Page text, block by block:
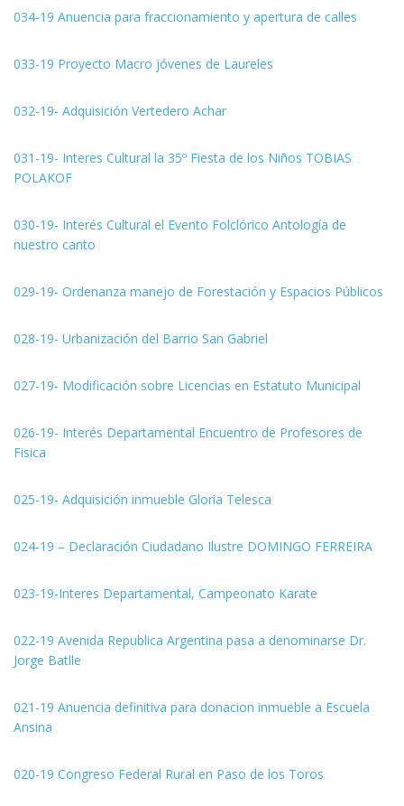
034-19 Anuencia para fraccionamiento y apertura de calles
033-19 Proyecto Macro jóvenes de Laureles
032-19- Adquisición Vertedero Achar
031-19- Interes Cultural la 35º Fiesta de los Niños TOBIAS
POLAKOF
030-19- Interés Cultural el Evento Folclórico Antología de
nuestro canto
029-19- Ordenanza manejo de Forestación y Espacios Públicos
028-19- Urbanización del Barrio San Gabriel
027-19- Modificación sobre Licencias en Estatuto Municipal
026-19- Interés Departamental Encuentro de Profesores de
Fisica
025-19- Adquisición inmueble Gloria Telesca
024-19 – Declaración Ciudadano Ilustre DOMINGO FERREIRA
023-19-Interes Departamental, Campeonato Karate
022-19 Avenida Republica Argentina pasa a denominarse Dr.
Jorge Batlle
021-19 Anuencia definitiva para donacion inmueble a Escuela
Ansina
020-19 Congreso Federal Rural en Paso de los Toros